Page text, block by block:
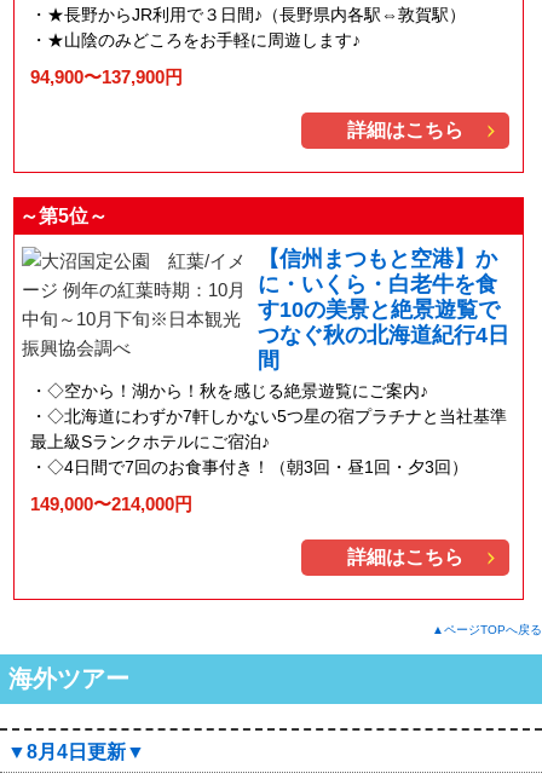
★長野からJR利用で３日間♪（長野県内各駅⇔敦賀駅）
★山陰のみどころをお手軽に周遊します♪
94,900〜137,900円
詳細はこちら
～第5位～
【信州まつもと空港】か
に・いくら・白老牛を食
す10の美景と絶景遊覧で
つなぐ秋の北海道紀行4日
間
◇空から！湖から！秋を感じる絶景遊覧にご案内♪
◇北海道にわずか7軒しかない5つ星の宿プラチナと当社基準
最上級Sランクホテルにご宿泊♪
◇4日間で7回のお食事付き！（朝3回・昼1回・夕3回）
149,000〜214,000円
詳細はこちら
▲ページTOPへ戻る
海外ツアー
▼8月4日更新▼